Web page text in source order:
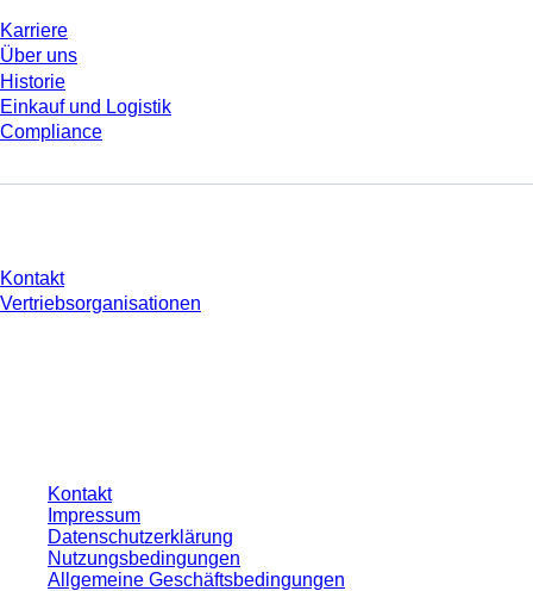
Karriere
Über uns
Historie
Einkauf und Logistik
Compliance
Kontakt
Vertriebsorganisationen
Kontakt
Impressum
Datenschutzerklärung
Nutzungsbedingungen
Allgemeine Geschäftsbedingungen